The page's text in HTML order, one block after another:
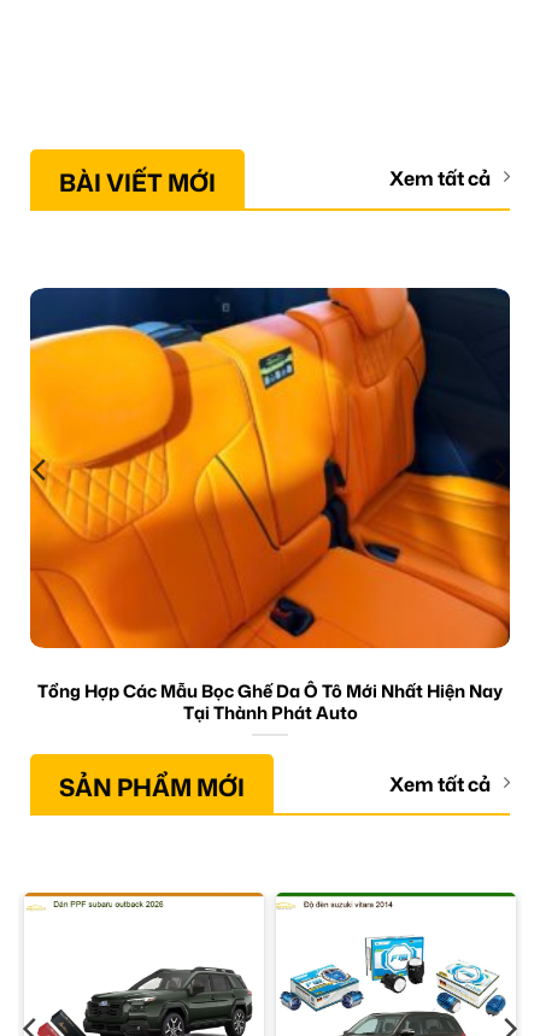
BÀI VIẾT MỚI Xem tất cả
Tổng Hợp Các Mẫu Bọc Ghế Da Ô Tô Mới Nhất Hiện Nay
Tại Thành Phát Auto
SẢN PHẨM MỚI Xem tất cả